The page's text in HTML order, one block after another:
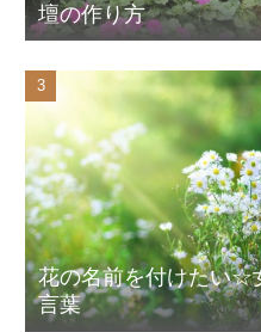
壇の作り方
花の名前を付けたい☆
言葉